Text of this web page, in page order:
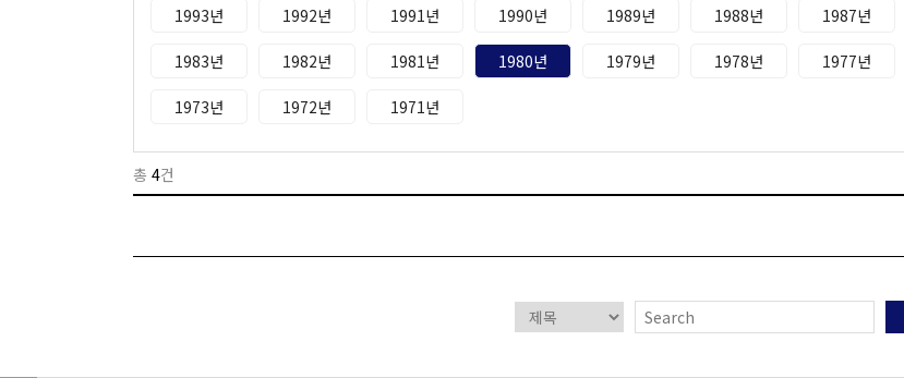
1993년 1992년 1991년 1990년 1989년 1988년 1987년
1983년 1982년 1981년 1980년 1979년 1978년 1977년
1973년 1972년 1971년
총 4건